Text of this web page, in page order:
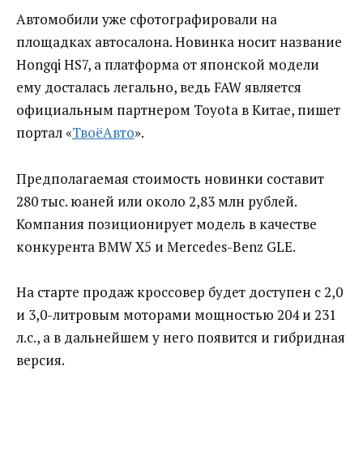
Автомобили уже сфотографировали на
площадках автосалона. Новинка носит название
Hongqi HS7, а платформа от японской модели
ему досталась легально, ведь FAW является
официальным партнером Toyota в Китае, пишет
портал «ТвоёАвто».
Предполагаемая стоимость новинки составит
280 тыс. юаней или около 2,83 млн рублей.
Компания позиционирует модель в качестве
конкурента BMW X5 и Mercedes-Benz GLE.
На старте продаж кроссовер будет доступен с 2,0
и 3,0-литровым моторами мощностью 204 и 231
л.с., а в дальнейшем у него появится и гибридная
версия.